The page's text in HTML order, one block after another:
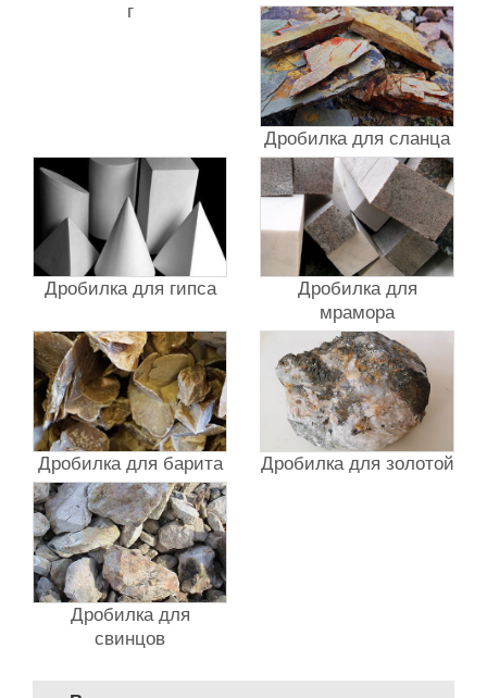
г
Дробилка для сланца
Дробилка для гипса
Дробилка для
мрамора
Дробилка для барита Дробилка для золотой
Дробилка для
свинцов